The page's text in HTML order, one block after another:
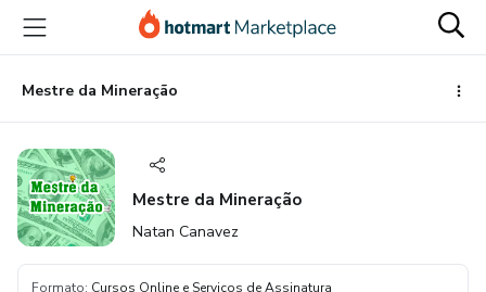
para
conteúdo
principal
para
pagamento
para
rodapéMestre da Mineração
Mestre da Mineração
Natan Canavez
Formato: Cursos Online e Serviços de Assinatura